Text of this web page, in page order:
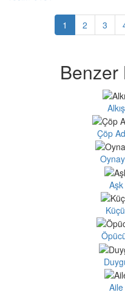
1 2 3
Çöp